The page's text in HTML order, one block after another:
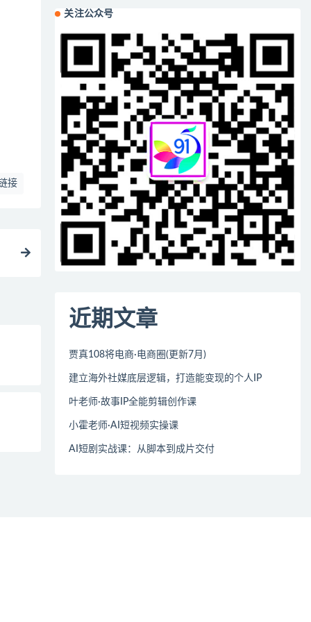
接
关注公众号
近期文章
贾真108将电商·电商圈(更新7月)
建立海外社媒底层逻辑，打造能变现的个人IP
叶老师·故事IP全能剪辑创作课
小霍老师·AI短视频实操课
AI短剧实战课：从脚本到成片交付